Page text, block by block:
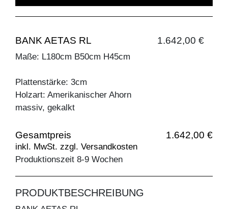
BANK AETAS RL 1.642,00 €
Maße: L180cm B50cm H45cm
Plattenstärke: 3cm
Holzart: Amerikanischer Ahorn
massiv, gekalkt
Gesamtpreis 1.642,00 €
inkl. MwSt. zzgl. Versandkosten
Produktionszeit 8-9 Wochen
PRODUKTBESCHREIBUNG